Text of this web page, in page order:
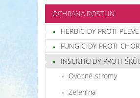
NÁDRŽE
HNOJIVA
RODENTICIDY - PROTI
OCHRANNÉ POMŮCKY
NÁHRADNÍ DÍLY A
OCHRANA ROSTLIN
HERBICIDY PROTI
FUNGICIDY PROTI
INSEKTICIDY PROTI
Ovocné stromy
Zelenina